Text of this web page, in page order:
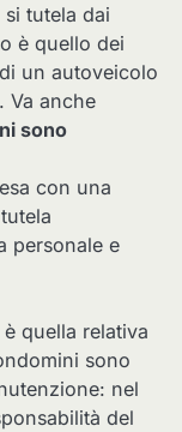
tutela dai
è quello dei
un autoveicolo
Va anche
sono
con una
personale e
quella relativa
sono
nel
del